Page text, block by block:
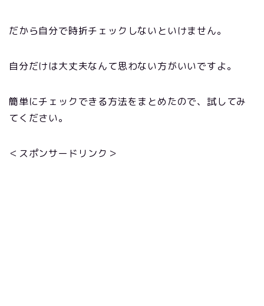
だから自分で時折チェックしないといけません。
自分だけは大丈夫なんて思わない方がいいですよ。
簡単にチェックできる方法をまとめたので、試してみ
てください。
＜スポンサードリンク＞